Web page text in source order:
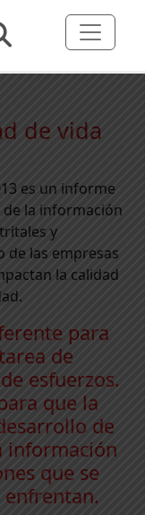
de vida
es un informe
la información
y
de las empresas
la calidad
para
de
esfuerzos.
que la
de
información
que se
enfrentan.